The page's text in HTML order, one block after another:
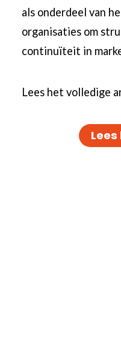
als onderdeel van
organisaties om
continuïteit in
Lees het volledige